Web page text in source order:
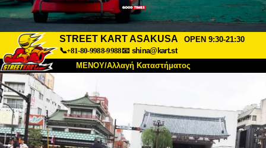
STREET KART ASAKUSA
OPEN 9:30-21:30
📞+81-80-9988-9988📧 shina@kart.st
ΜΕΝΟΥ/Αλλαγή Καταστήματος
Σχετικά Προδιαγραφές Τιμές
Πρόσβαση Αναφορές Συχνές Ερωτήσεις